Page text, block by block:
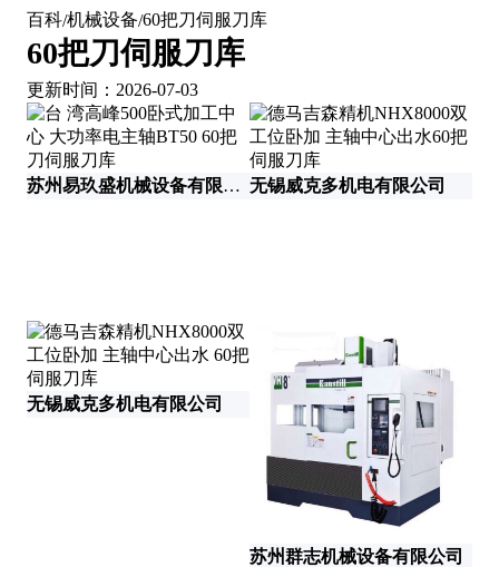
百科/机械设备/60把刀伺服刀库
60把刀伺服刀库
更新时间：2026-07-03
苏州易玖盛机械设备有限公司 无锡威克多机电有限公司
无锡威克多机电有限公司
苏州群志机械设备有限公司